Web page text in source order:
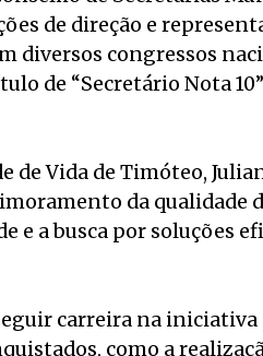
de direção e
diversos congressos
de “Secretário Nota
de Vida de Timóteo,
da qualidade
a busca por soluções
carreira na iniciativa
como a